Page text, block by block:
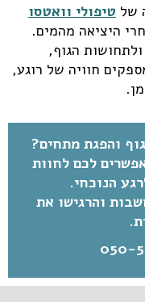
של טיפולי וואטסו
היציאה מהמים.
הגוף,
חוויה של רוגע,
והפגת מתחים?
לכם לחוות
הנוכחי.
והרגישו את
050-